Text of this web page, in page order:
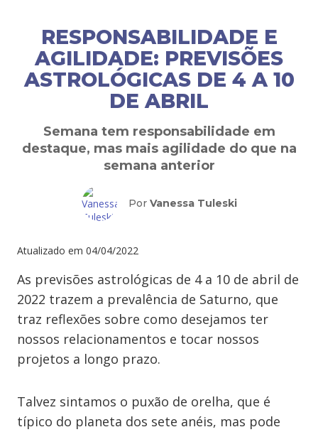
RESPONSABILIDADE E
AGILIDADE: PREVISÕES
ASTROLÓGICAS DE 4 A 10
DE ABRIL
Semana tem responsabilidade em
destaque, mas mais agilidade do que na
semana anterior
Por Vanessa Tuleski
Atualizado em 04/04/2022
As previsões astrológicas de 4 a 10 de abril de
2022 trazem a prevalência de Saturno, que
traz reflexões sobre como desejamos ter
nossos relacionamentos e tocar nossos
projetos a longo prazo.
Talvez sintamos o puxão de orelha, que é
típico do planeta dos sete anéis, mas pode